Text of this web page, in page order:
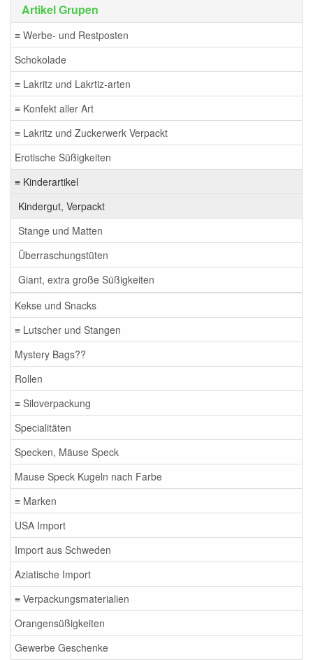
Artikel Grupen
≡ Werbe- und Restposten
Schokolade
≡ Lakritz und Lakrtiz-arten
≡ Konfekt aller Art
≡ Lakritz und Zuckerwerk Verpackt
Erotische Süßigkeiten
≡ Kinderartikel
Kindergut, Verpackt
Stange und Matten
Überraschungstüten
Giant, extra große Süßigkeiten
Kekse und Snacks
≡ Lutscher und Stangen
Mystery Bags??
Rollen
≡ Siloverpackung
Specialitäten
Specken, Mäuse Speck
Mause Speck Kugeln nach Farbe
≡ Marken
USA Import
Import aus Schweden
Aziatische Import
≡ Verpackungsmaterialien
Orangensüßigkeiten
Gewerbe Geschenke